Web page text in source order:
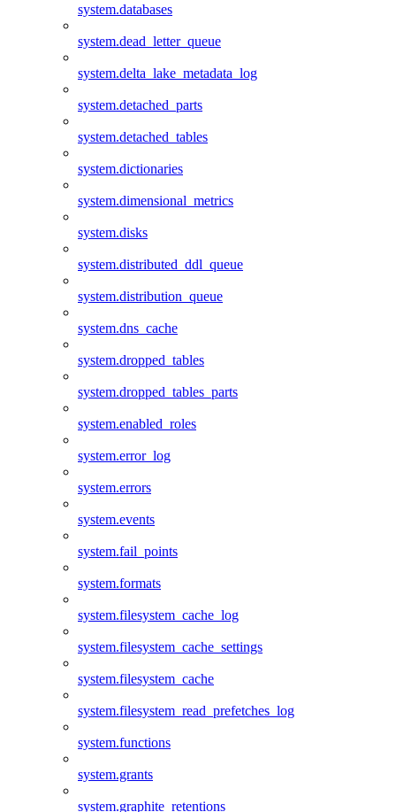
system.databases
system.dead_letter_queue
system.delta_lake_metadata_log
system.detached_parts
system.detached_tables
system.dictionaries
system.dimensional_metrics
system.disks
system.distributed_ddl_queue
system.distribution_queue
system.dns_cache
system.dropped_tables
system.dropped_tables_parts
system.enabled_roles
system.error_log
system.errors
system.events
system.fail_points
system.formats
system.filesystem_cache_log
system.filesystem_cache_settings
system.filesystem_cache
system.filesystem_read_prefetches_log
system.functions
system.grants
system.graphite_retentions